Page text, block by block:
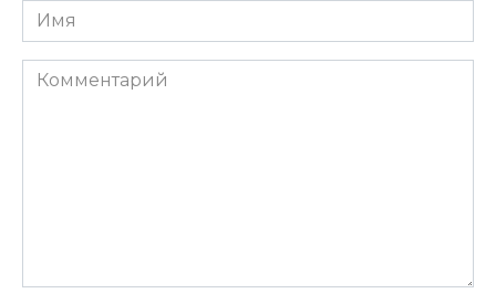
Имя
Комментарий